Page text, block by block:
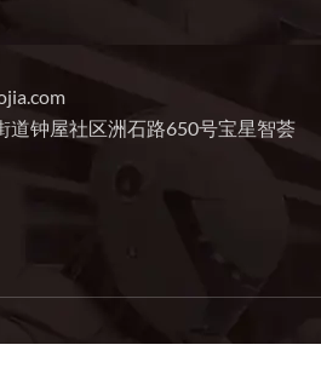
道钟屋社区洲石路650号宝星智荟
多信息服务有限公司 版权所